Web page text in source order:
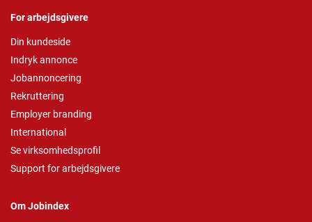
For arbejdsgivere
Din kundeside
Indryk annonce
Jobannoncering
Rekruttering
Employer branding
International
Se virksomhedsprofil
Support for arbejdsgivere
Om Jobindex